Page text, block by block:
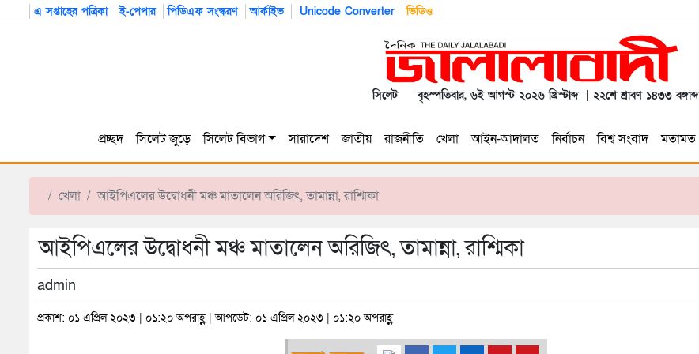
এ সপ্তাহের পত্রিকা ই-পেপার পিডিএফ সংস্করণ আর্কাইভ Unicode Converter ভিডিও
সিলেট বৃহস্পতিবার, ৬ই আগস্ট ২০২৬ খ্রিস্টাব্দ | ২২শে শ্রাবণ ১৪৩৩ বঙ্গাব্দ
প্রচ্ছদ সিলেট জুড়ে সিলেট বিভাগ সারাদেশ জাতীয় রাজনীতি খেলা আইন-আদালত নির্বাচন বিশ্ব সংবাদ মতামত
খেলা আইপিএলের উদ্বোধনী মঞ্চ মাতালেন অরিজিৎ, তামান্না, রাশ্মিকা
আইপিএলের উদ্বোধনী মঞ্চ মাতালেন অরিজিৎ, তামান্না, রাশ্মিকা
admin
প্রকাশ: ০১ এপ্রিল ২০২৩ | ০১:২০ অপরাহ্ণ | আপডেট: ০১ এপ্রিল ২০২৩ | ০১:২০ অপরাহ্ণ